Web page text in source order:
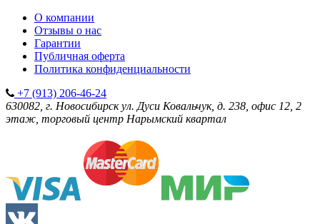
О компании
Отзывы о нас
Гарантии
Публичная оферта
Политика конфиденциальности
+7 (913) 206-46-24
630082, г. Новосибирск ул. Дуси Ковальчук, д. 238, офис 12, 2
этаж, торговый центр Нарымский квартал